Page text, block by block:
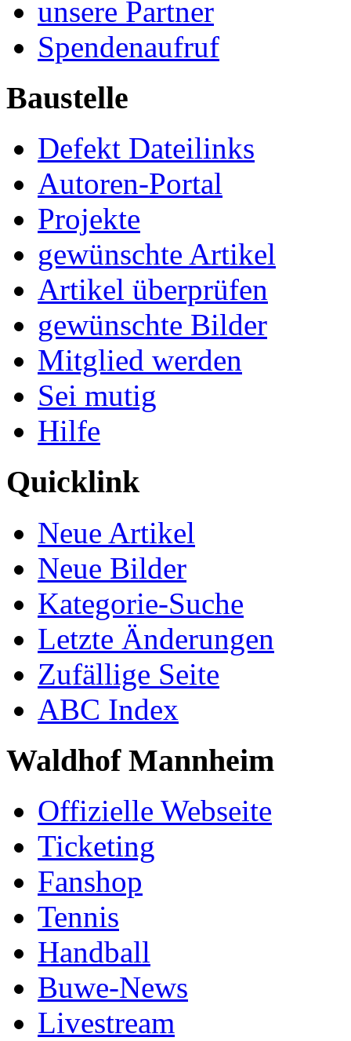
unsere Partner
Spendenaufruf
Baustelle
Defekt Dateilinks
Autoren-Portal
Projekte
gewünschte Artikel
Artikel überprüfen
gewünschte Bilder
Mitglied werden
Sei mutig
Hilfe
Quicklink
Neue Artikel
Neue Bilder
Kategorie-Suche
Letzte Änderungen
Zufällige Seite
ABC Index
Waldhof Mannheim
Offizielle Webseite
Ticketing
Fanshop
Tennis
Handball
Buwe-News
Livestream